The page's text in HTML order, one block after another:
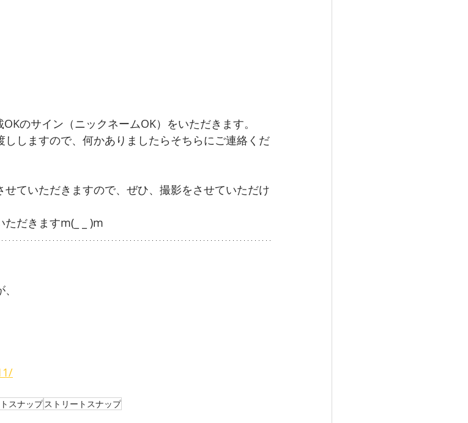
のサイン（ニックネームOK）をいただきます。
しますので、何かありましたらそちらにご連絡くだ
ていただきますので、ぜひ、撮影をさせていただけ
だきますm(_ _ )m
スナップストリートスナップ